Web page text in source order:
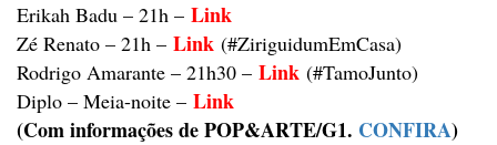
Erikah Badu – 21h – Link
Zé Renato – 21h – Link (#ZiriguidumEmCasa)
Rodrigo Amarante – 21h30 – Link (#TamoJunto)
Diplo – Meia-noite – Link
(Com informações de POP&ARTE/G1. CONFIRA)